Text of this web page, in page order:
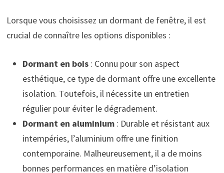
Lorsque vous choisissez un dormant de fenêtre, il est
crucial de connaître les options disponibles :
Dormant en bois: Connu pour son aspect
esthétique, ce type de dormant offre une excellente
isolation. Toutefois, il nécessite un entretien
régulier pour éviter le dégradement.
Dormant en aluminium: Durable et résistant aux
intempéries, l’aluminium offre une finition
contemporaine. Malheureusement, il a de moins
bonnes performances en matière d’isolation